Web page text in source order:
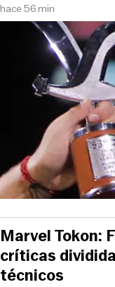
hace 56 min
Marvel Tokon:
críticas
técnicos